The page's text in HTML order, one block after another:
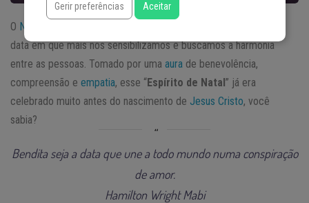
O Natal
data em que mais nos sensibilizamos e buscamos a harmonia
entre as pessoas. Tomado por uma aura de benevolência,
compreensão e empatia, esse “Espírito de Natal” já era
celebrado muito antes do nascimento de Jesus Cristo, você
sabia?
Bendita seja a data que une a todo mundo numa conspiração
de amor.
Hamilton Wright Mabi
Gerir preferências Aceitar